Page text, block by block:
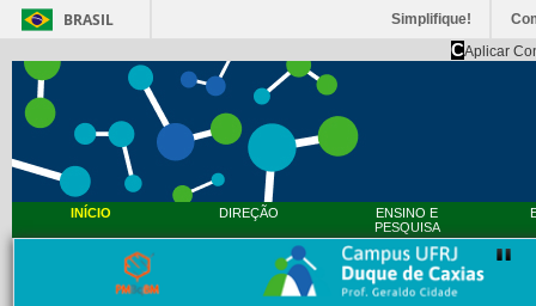
BRASIL Simplifique!
CAplicar
INÍCIO DIREÇÃO
ENSINO E
PESQUISA